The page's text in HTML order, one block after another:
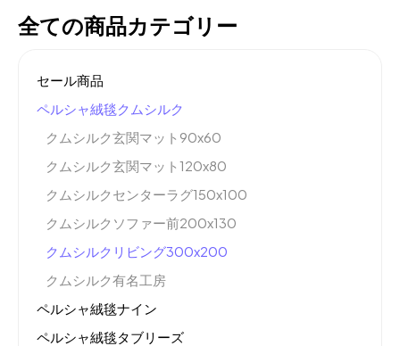
全ての商品カテゴリー
セール商品
ペルシャ絨毯クムシルク
クムシルク玄関マット90x60
クムシルク玄関マット120x80
クムシルクセンターラグ150x100
クムシルクソファー前200x130
クムシルクリビング300x200
クムシルク有名工房
ペルシャ絨毯ナイン
ペルシャ絨毯タブリーズ